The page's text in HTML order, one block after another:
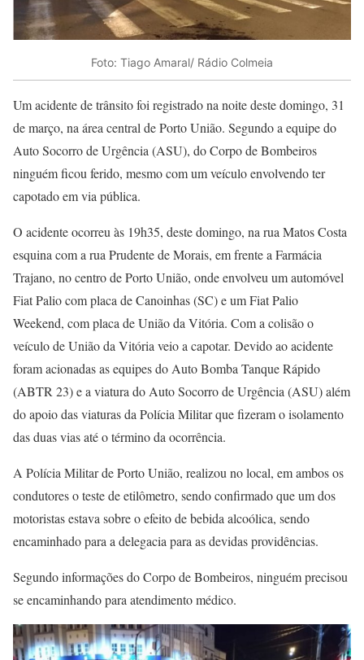
Foto: Tiago Amaral/ Rádio Colmeia
Um acidente de trânsito foi registrado na noite deste domingo, 31
de março, na área central de Porto União. Segundo a equipe do
Auto Socorro de Urgência (ASU), do Corpo de Bombeiros
ninguém ficou ferido, mesmo com um veículo envolvendo ter
capotado em via pública.
O acidente ocorreu às 19h35, deste domingo, na rua Matos Costa
esquina com a rua Prudente de Morais, em frente a Farmácia
Trajano, no centro de Porto União, onde envolveu um automóvel
Fiat Palio com placa de Canoinhas (SC) e um Fiat Palio
Weekend, com placa de União da Vitória. Com a colisão o
veículo de União da Vitória veio a capotar. Devido ao acidente
foram acionadas as equipes do Auto Bomba Tanque Rápido
(ABTR 23) e a viatura do Auto Socorro de Urgência (ASU) além
do apoio das viaturas da Polícia Militar que fizeram o isolamento
das duas vias até o término da ocorrência.
A Polícia Militar de Porto União, realizou no local, em ambos os
condutores o teste de etilômetro, sendo confirmado que um dos
motoristas estava sobre o efeito de bebida alcoólica, sendo
encaminhado para a delegacia para as devidas providências.
Segundo informações do Corpo de Bombeiros, ninguém precisou
se encaminhando para atendimento médico.